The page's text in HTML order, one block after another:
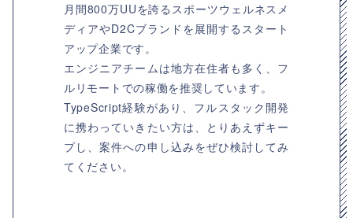
月間800万UUを誇るスポーツウェルネスメ
ディアやD2Cブランドを展開するスタート
アップ企業です。
エンジニアチームは地方在住者も多く、フ
ルリモートでの稼働を推奨しています。
TypeScript経験があり、フルスタック開発
に携わっていきたい方は、とりあえずキー
プし、案件への申し込みをぜひ検討してみ
てください。